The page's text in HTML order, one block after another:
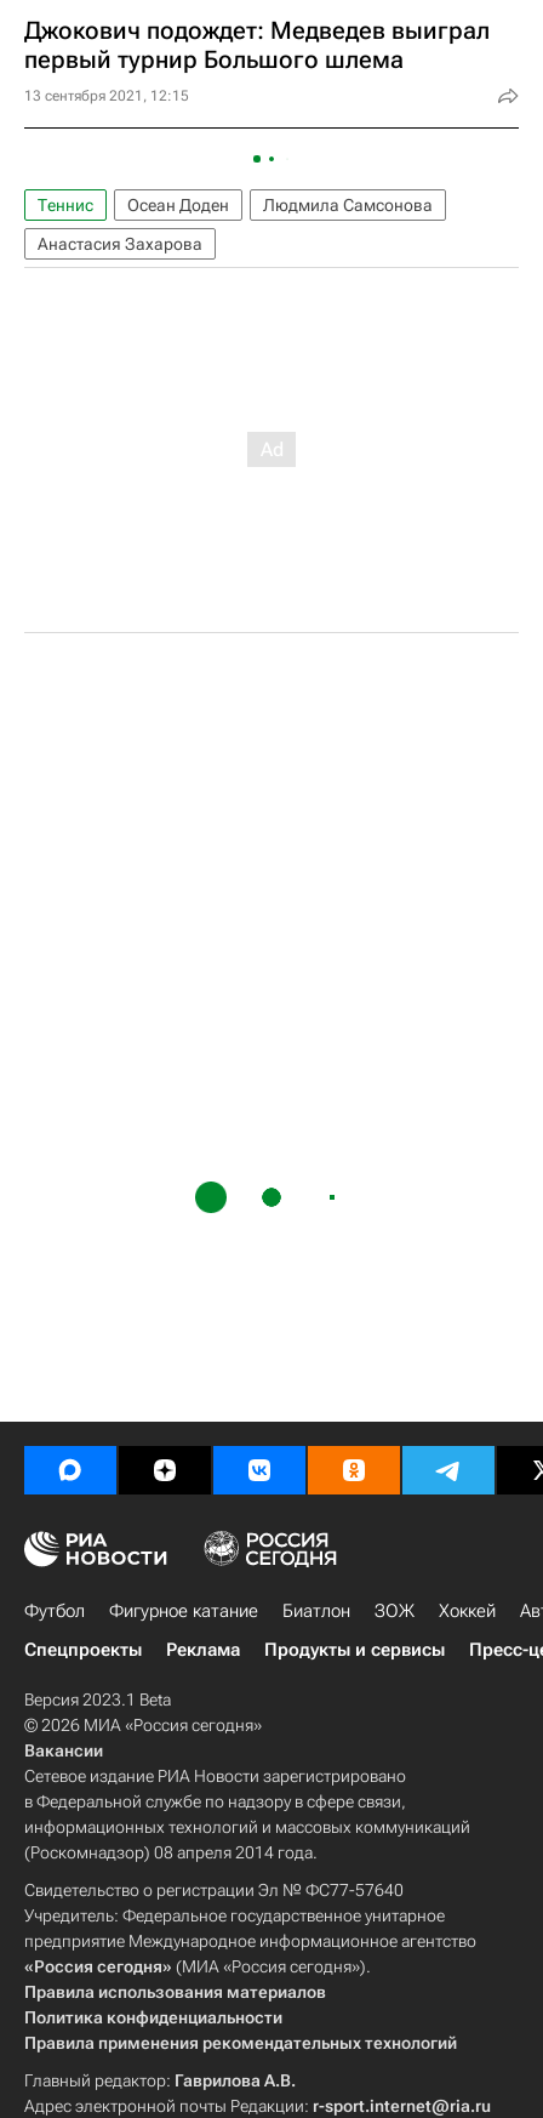
Джокович подождет: Медведев выиграл
первый турнир Большого шлема
13 сентября 2021, 12:15
Теннис Осеан Доден
Людмила Самсонова
Анастасия Захарова
Футбол Фигурное катание Биатлон ЗОЖ Хоккей
Спецпроекты
Реклама Продукты и сервисы Пресс-
Версия 2023.1 Beta
© 2026 МИА «Россия сегодня»
Вакансии
Сетевое издание РИА Новости зарегистрировано
в Федеральной службе по надзору в сфере связи,
информационных технологий и массовых коммуникаций
(Роскомнадзор) 08 апреля 2014 года.
Свидетельство о регистрации Эл № ФС77-57640
Учредитель: Федеральное государственное унитарное
предприятие Международное информационное агентство
«Россия сегодня» (МИА «Россия сегодня»).
Правила использования материалов
Политика конфиденциальности
Правила применения рекомендательных технологий
Главный редактор: Гаврилова А.В.
Адрес электронной почты Редакции: r-sport.internet@ria.ru